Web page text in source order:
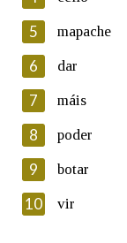
Lin e
Introduce o
Texto de
5 mapache
6 dar
7 máis
8 poder
9 botar
10 vir